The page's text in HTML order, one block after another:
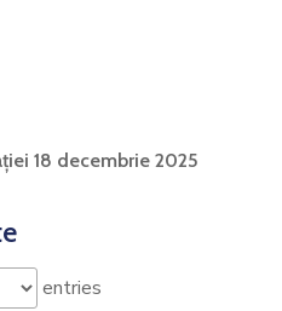
18 decembrie 2025
entries